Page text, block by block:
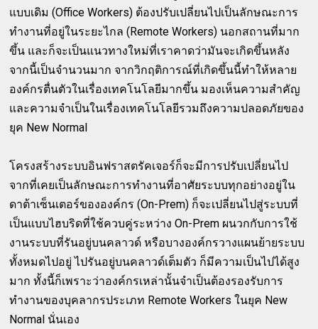
แบบเดิม (Office Workers) ต้องปรับเปลี่ยนไปเป็นลักษณะการ
ทำงานที่อยู่ในระยะไกล (Remote Workers) นอกสถานที่มาก
ขึ้น และก็จะเป็นแนวทางใหม่ที่เราคาดว่ามันจะเกิดขึ้นหลัง
จากนี้เป็นจำนวนมาก จากวิกฤติการณ์ที่เกิดขึ้นนี้ทำให้หลาย
องค์กรตื่นตัวในเรื่องเทคโนโลยีมากขึ้น มองเห็นความสำคัญ
และความจำเป็นในเรื่องเทคโนโลยีรวมถึงความปลอดภัยของ
ยุค New Normal
โครงสร้างระบบอินฟราสตรัคเจอร์ก็จะมีการปรับเปลี่ยนไป
จากที่เคยเป็นลักษณะการทำงานที่อาศัยระบบทุกอย่างอยู่ใน
ดาต้าเซ็นเตอร์ขององค์กร (On-Prem) ก็จะเปลี่ยนไปสู่ระบบที่
เป็นแบบไฮบริดที่ใช้ควบคู่ระหว่าง On-Prem ผนวกกับการใช้
งานระบบที่รันอยู่บนคลาวด์ หรือบางองค์กรวางแผนย้ายระบบ
ทั้งหมดไปอยู่ ไปรันอยู่บนคลาวด์เต็มตัว ก็มีความเป็นไปได้สูง
มาก ทั้งนี้ก็เพราะว่าองค์กรเหล่านั้นจำเป็นต้องรองรับการ
ทำงานของบุคลากรประเภท Remote Workers ในยุค New
Normal นั่นเอง